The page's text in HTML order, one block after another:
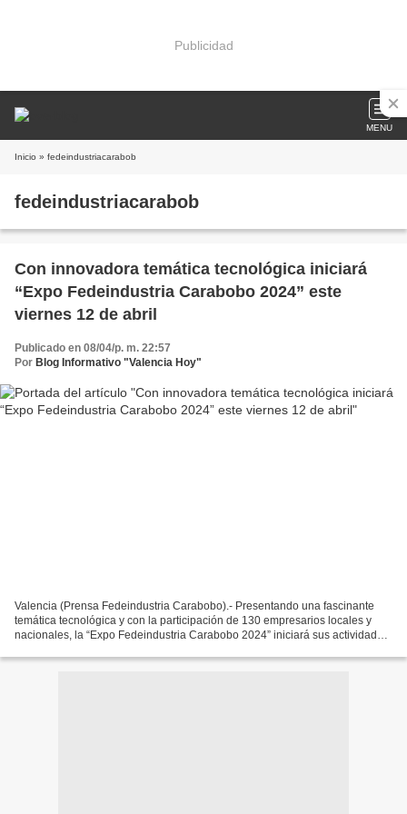
Publicidad
MENU
Inicio » fedeindustriacarabob
fedeindustriacarabob
Con innovadora temática tecnológica iniciará
“Expo Fedeindustria Carabobo 2024” este
viernes 12 de abril
Publicado en 08/04/p. m. 22:57
Por Blog Informativo "Valencia Hoy"
Valencia (Prensa Fedeindustria Carabobo).- Presentando una fascinante
temática tecnológica y con la participación de 130 empresarios locales y
nacionales, la “Expo Fedeindustria Carabobo 2024” iniciará sus actividades